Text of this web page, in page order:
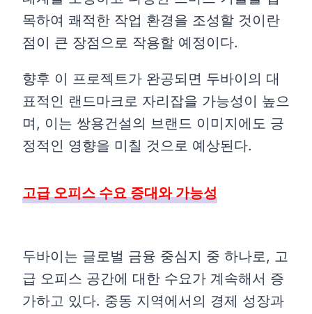
목하여 쾌적한 작업 환경을 조성할 것이란
점이 큰 장점으로 작용할 예정이다.
향후 이 프로젝트가 완공되면 두바이의 대
표적인 랜드마크로 자리잡을 가능성이 높으
며, 이는 쌍용건설의 브랜드 이미지에도 긍
정적인 영향을 미칠 것으로 예상된다.
고급 오피스 수요 증대와 가능성
두바이는 글로벌 금융 중심지 중 하나로, 고
급 오피스 공간에 대한 수요가 계속해서 증
가하고 있다. 중동 지역에서의 경제 성장과